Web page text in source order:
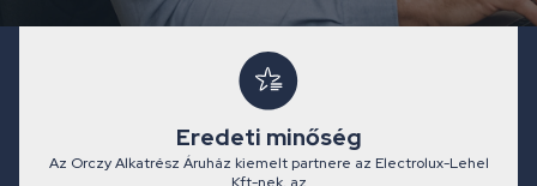
Eredeti minőség
Az Orczy Alkatrész Áruház kiemelt partnere az Electrolux-Lehel